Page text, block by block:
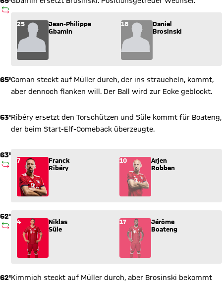
AUSWECHSLUNG
Wechsel: Jean-Philippe Gbamin (25) kommt für Daniel
25
Jean-Philippe
Gbamin
18
Daniel
Brosinski
65'Coman steckt auf Müller durch, der ins straucheln, kommt,
aber dennoch flanken will. Der Ball wird zur Ecke geblockt.
63'Ribéry ersetzt den Torschützen und Süle kommt für Boateng,
der beim Start-Elf-Comeback überzeugte.
63'
AUSWECHSLUNG
Wechsel: Franck Ribéry (7) kommt für Arjen Robben (10) ins
7
Franck
Ribéry
10
Arjen
Robben
62'
AUSWECHSLUNG
Wechsel: Niklas Süle (4) kommt für Jérôme Boateng (17) ins
4
Niklas
Süle
17
Jérôme
Boateng
62'Kimmich steckt auf Müller durch, aber Brosinski bekommt